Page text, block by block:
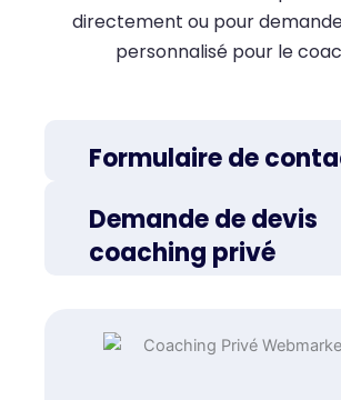
directement ou pour
personnalisé pour le
Formulaire de
Demande de devis
coaching privé